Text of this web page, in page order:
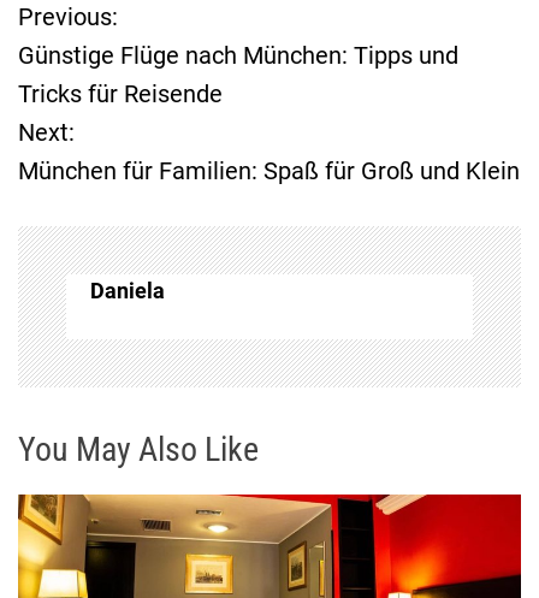
B
e
i
r
a
g
s
n
a
Previous:
Günstige Flüge nach München: Tipps und
Tricks für Reisende
Next:
München für Familien: Spaß für Groß und Klein
Daniela
You May Also Like